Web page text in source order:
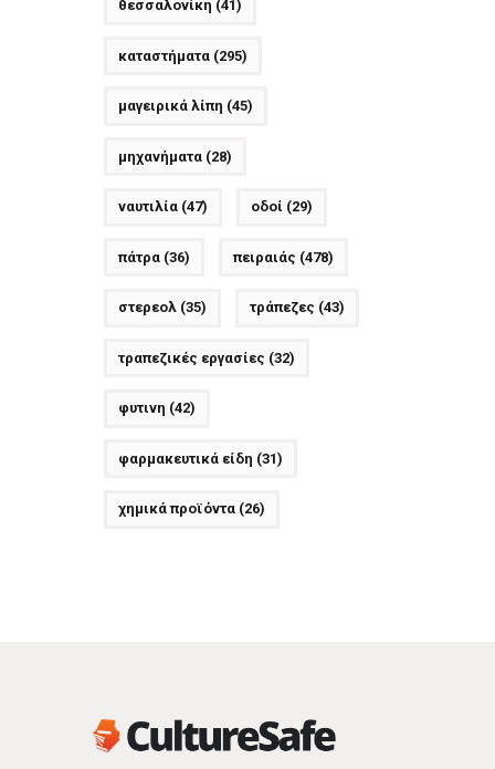
θεσσαλονίκη (41)
καταστήματα(295)
μαγειρικά λίπη (45)
μηχανήματα(28)
ναυτιλία(47) οδοί (29)
πάτρα(36) πειραιάς (478)
στερεολ(35) τράπεζες (43)
τραπεζικές εργασίες (32)
φυτινη (42)
φαρμακευτικά είδη (31)
χημικά προϊόντα(26)